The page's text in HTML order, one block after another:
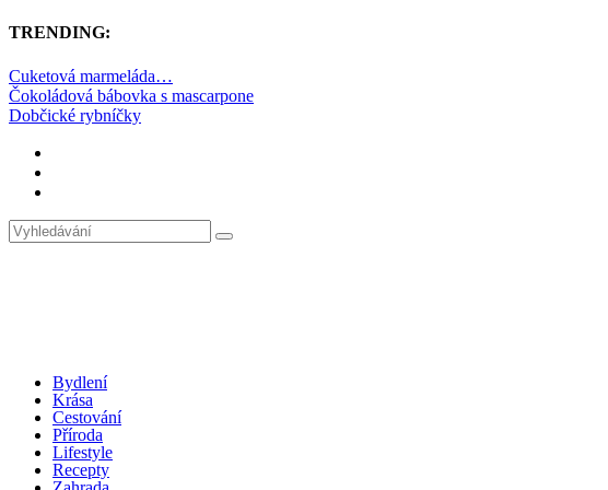
TRENDING:
Cuketová marmeláda…
Čokoládová bábovka s mascarpone
Dobčické rybníčky
Bydlení
Krása
Cestování
Příroda
Lifestyle
Recepty